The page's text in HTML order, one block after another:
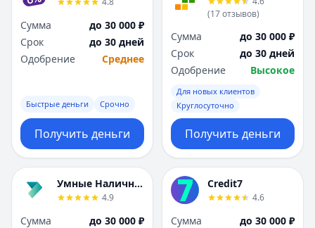
Тюмень
Ульяновск
Х
Хабаровск
Ч
Чебоксары
Челябинск
Чита
Я
Ярославль
Вся Россия
Тюмень
Ульяновск
Х
Хабаровск
Ч
Чебоксары
Челябинск
Чита
Я
Ярославль
Вся Россия
Сумма
до 30 000 ₽
Срок
до 30 дней
Одобрение
Среднее
Быстрые деньги Срочно
Получить деньги
(17отзывов)
Сумма
до 30 000 ₽
Срок
до 30 дней
Одобрение
Высокое
Для новых клиентов
Круглосуточно
Получить деньги
Умные Наличные
4.9
Сумма
до 30 000 ₽
Credit7
4.6
Сумма
до 30 000 ₽